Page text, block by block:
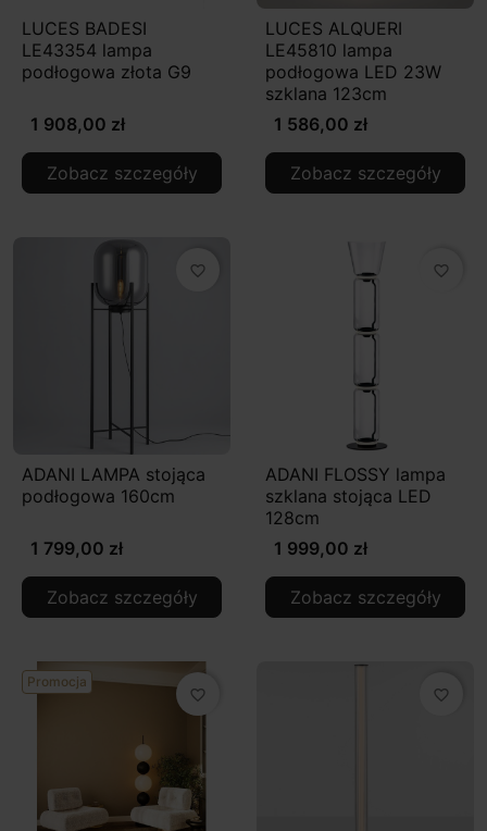
LUCES BADESI
LE43354 lampa
podłogowa złota G9
1 908,00 zł
Zobacz szczegóły
LUCES ALQUERI
LE45810 lampa
podłogowa LED 23W
szklana 123cm
1 586,00 zł
Zobacz szczegóły
favorite_border
ADANI LAMPA stojąca
podłogowa 160cm
1 799,00 zł
Zobacz szczegóły
favorite_border
ADANI FLOSSY lampa
szklana stojąca LED
128cm
1 999,00 zł
Zobacz szczegóły
Promocja
favorite_border favorite_border